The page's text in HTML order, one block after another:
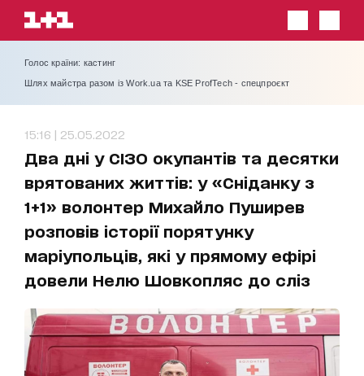
Голос країни: кастинг
Шлях майстра разом із Work.ua та KSE ProfTech - спецпроєкт
15:16 | 25.05.2022
Два дні у СІЗО окупантів та десятки
врятованих життів: у «Сніданку з
1+1» волонтер Михайло Пуширев
розповів історії порятунку
маріупольців, які у прямому ефірі
довели Нелю Шовкопляс до сліз